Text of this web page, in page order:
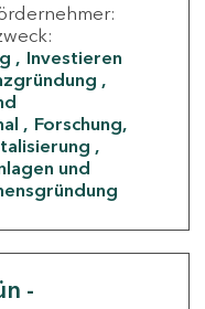
Investieren
Forschung,
und
-